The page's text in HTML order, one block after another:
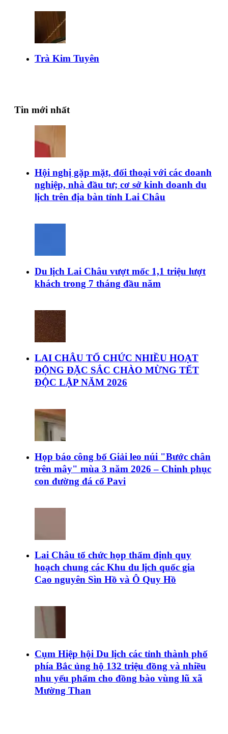
Trà Kim Tuyên
Tin mới nhất
Hội nghị gặp mặt, đối thoại với các doanh
nghiệp, nhà đầu tư; cơ sở kinh doanh du
lịch trên địa bàn tỉnh Lai Châu
Du lịch Lai Châu vượt mốc 1,1 triệu lượt
khách trong 7 tháng đầu năm
LAI CHÂU TỔ CHỨC NHIỀU HOẠT
ĐỘNG ĐẶC SẮC CHÀO MỪNG TẾT
ĐỘC LẬP NĂM 2026
Họp báo công bố Giải leo núi "Bước chân
trên mây" mùa 3 năm 2026 – Chinh phục
con đường đá cổ Pavi
Lai Châu tổ chức họp thẩm định quy
hoạch chung các Khu du lịch quốc gia
Cao nguyên Sìn Hồ và Ô Quy Hồ
Cụm Hiệp hội Du lịch các tỉnh thành phố
phía Bắc ủng hộ 132 triệu đồng và nhiều
nhu yếu phẩm cho đồng bào vùng lũ xã
Mường Than